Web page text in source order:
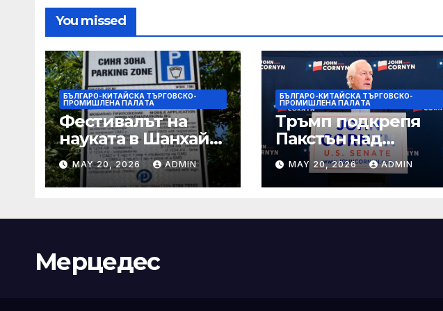
You missed
БЪЛГАРО-КИТАЙСКА ТЪРГОВСКО-
ПРОМИШЛЕНА ПАЛAТА
Фестивалът на
науката в Шанхай
2026 обещава
вълнуващи
научно-
иновации
MAY 20, 2026 ADMIN
БЪЛГАРО-КИТАЙСКА ТЪРГОВСКО-
ПРОМИШЛЕНА ПАЛAТА
Тръмп подкрепя
Пакстън над
Корнин за сенатор
от Тексас в
шокираща
MAY 20, 2026 ADMIN
Мерцедес